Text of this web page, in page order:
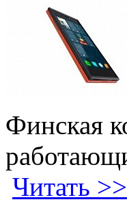
Финская
Читать >>